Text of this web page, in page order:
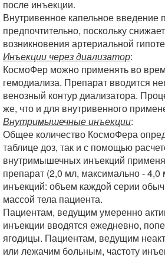
после инъекции.
Внутривенное капельное введение
предпочтительно, поскольку
возникновения артериальной
Инъекции через диализатор:
КосмоФер можно применять во
гемодиализа. Препарат вводится
венозный контур диализатора.
же, что и для внутривенного
Внутримышечные инъекции:
Общее количество КосмоФера
таблице доз, так и с помощью
внутримышечных инъекций
препарат (2,0 мл, максимально - 4,0
инъекций: объем каждой серии
массой тела пациента.
Пациентам, ведущим умеренно
инъекции вводятся ежедневно,
ягодицы. Пациентам, ведущим
или лежачим больным, частоту